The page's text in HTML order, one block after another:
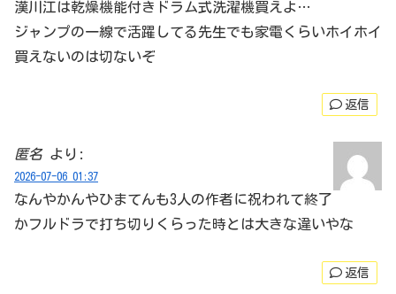
漢川江は乾燥機能付きドラム式洗濯機買えよ…
ジャンプの一線で活躍してる先生でも家電くらいホイホイ
買えないのは切ないぞ
返信
匿名 より:
2026-07-06 01:37
なんやかんやひまてんも3人の作者に祝われて終了
かフルドラで打ち切りくらった時とは大きな違いやな
返信